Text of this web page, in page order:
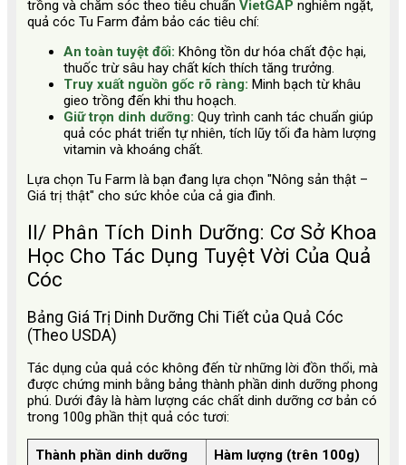
trồng và chăm sóc theo tiêu chuẩn VietGAP nghiêm ngặt,
quả cóc Tu Farm đảm bảo các tiêu chí:
An toàn tuyệt đối: Không tồn dư hóa chất độc hại,
thuốc trừ sâu hay chất kích thích tăng trưởng.
Truy xuất nguồn gốc rõ ràng: Minh bạch từ khâu
gieo trồng đến khi thu hoạch.
Giữ trọn dinh dưỡng: Quy trình canh tác chuẩn giúp
quả cóc phát triển tự nhiên, tích lũy tối đa hàm lượng
vitamin và khoáng chất.
Lựa chọn Tu Farm là bạn đang lựa chọn "Nông sản thật –
Giá trị thật" cho sức khỏe của cả gia đình.
II/ Phân Tích Dinh Dưỡng: Cơ Sở Khoa
Học Cho Tác Dụng Tuyệt Vời Của Quả
Cóc
Bảng Giá Trị Dinh Dưỡng Chi Tiết của Quả Cóc
(Theo USDA)
Tác dụng của quả cóc không đến từ những lời đồn thổi, mà
được chứng minh bằng bảng thành phần dinh dưỡng phong
phú. Dưới đây là hàm lượng các chất dinh dưỡng cơ bản có
trong 100g phần thịt quả cóc tươi:
Thành phần dinh dưỡng
Hàm lượng (trên 100g)